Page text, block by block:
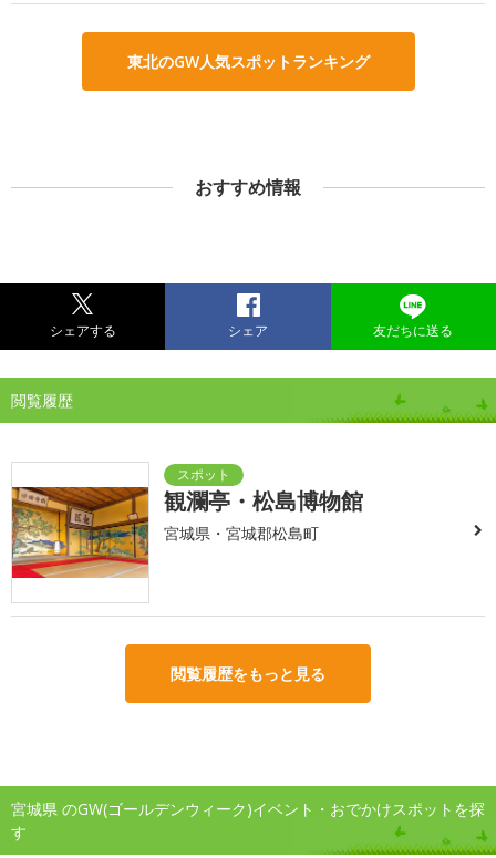
東北のGW人気スポットランキング
おすすめ情報
シェアする シェア 友だちに送る
閲覧履歴
観瀾亭・松島博物館
宮城県・宮城郡松島町
閲覧履歴をもっと見る
宮城県 のGW(ゴールデンウィーク)イベント・おでかけスポットを探
す